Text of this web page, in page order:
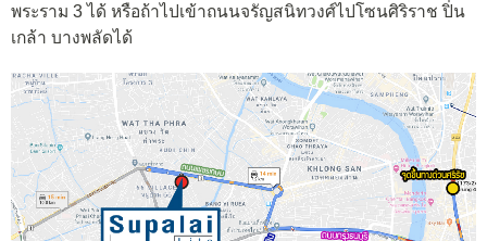
พระราม 3 ได้ หรือถ้าไปเข้าถนนจรัญสนิทวงศ์ไปโซนศิริราช ปิ่น
เกล้า บางพลัดได้